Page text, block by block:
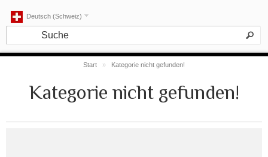
Deutsch (Schweiz)
Start » Kategorie nicht gefunden!
Kategorie nicht gefunden!